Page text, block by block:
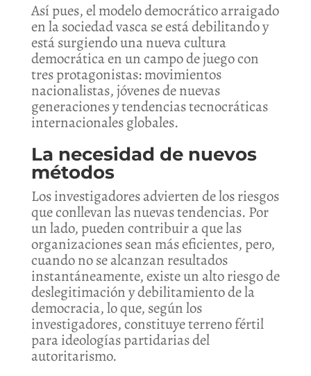
Así pues, el modelo democrático arraigado
en la sociedad vasca se está debilitando y
está surgiendo una nueva cultura
democrática en un campo de juego con
tres protagonistas: movimientos
nacionalistas, jóvenes de nuevas
generaciones y tendencias tecnocráticas
internacionales globales.
La necesidad de nuevos
métodos
Los investigadores advierten de los riesgos
que conllevan las nuevas tendencias. Por
un lado, pueden contribuir a que las
organizaciones sean más eficientes, pero,
cuando no se alcanzan resultados
instantáneamente, existe un alto riesgo de
deslegitimación y debilitamiento de la
democracia, lo que, según los
investigadores, constituye terreno fértil
para ideologías partidarias del
autoritarismo.